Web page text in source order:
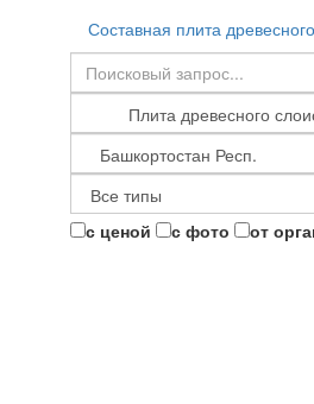
Составная плита
с ценой с фото от